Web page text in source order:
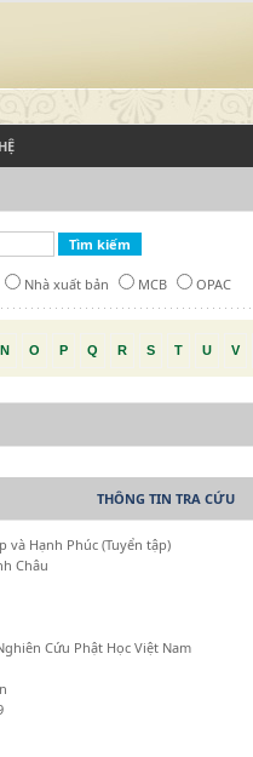
Nhà xuất bản MCB OPAC
N O P Q R S T U V
THÔNG TIN TRA CỨU
và Hạnh Phúc (Tuyển tập)
Châu
Cứu Phật Học Việt Nam